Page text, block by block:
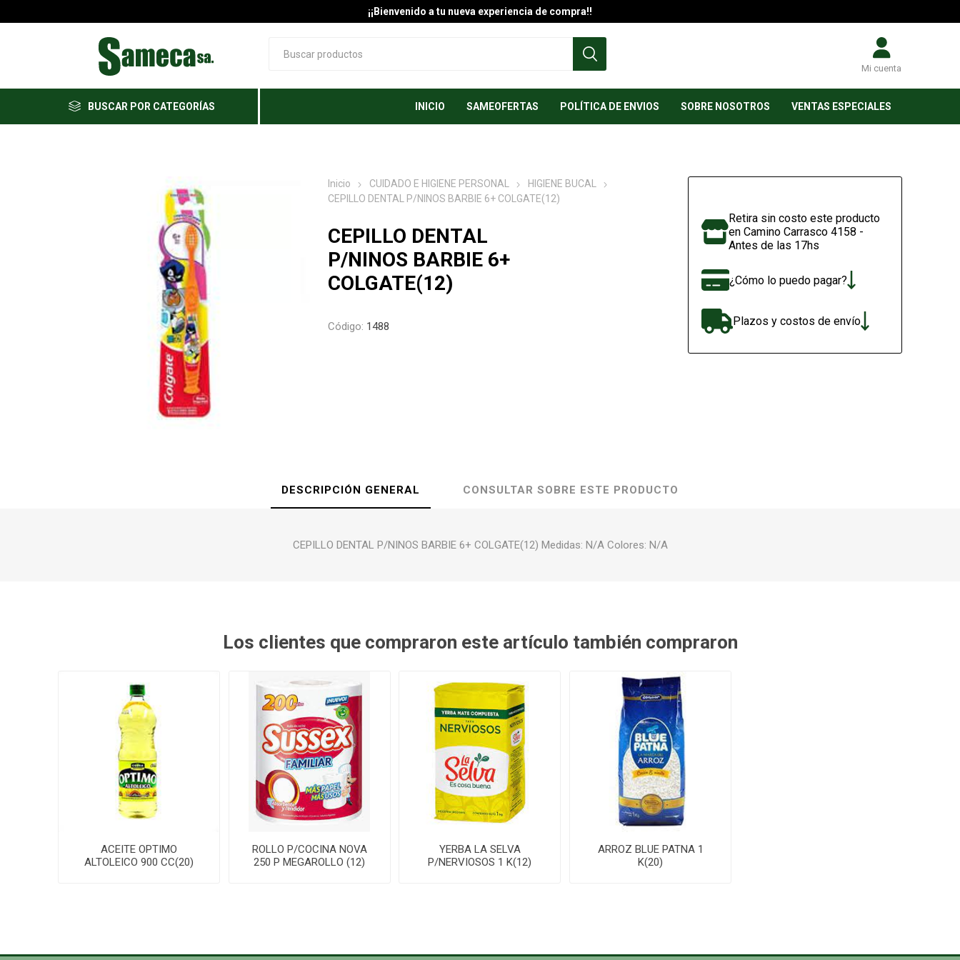
¡¡Bienvenido a tu nueva experiencia de compra!!
Mi cuenta
BUSCAR POR CATEGORÍAS INICIO SAMEOFERTAS POLÍTICA DE ENVIOS SOBRE NOSOTROS VENTAS ESPECIALES
Inicio CUIDADO E HIGIENE PERSONAL
HIGIENE BUCAL
CEPILLO DENTAL P/NINOS BARBIE 6+ COLGATE(12)
CEPILLO DENTAL
P/NINOS BARBIE 6+
COLGATE(12)
Código: 1488
Retira sin costo este producto
en Camino Carrasco 4158 -
Antes de las 17hs
¿Cómo lo puedo pagar?
Plazos y costos de envío
DESCRIPCIÓN GENERAL CONSULTAR SOBRE ESTE PRODUCTO
CEPILLO DENTAL P/NINOS BARBIE 6+ COLGATE(12) Medidas: N/A Colores: N/A
Los clientes que compraron este artículo también compraron
ACEITE OPTIMO
ALTOLEICO 900 CC(20)
ROLLO P/COCINA NOVA
250 P MEGAROLLO (12)
YERBA LA SELVA
P/NERVIOSOS 1 K(12)
ARROZ BLUE PATNA 1
K(20)